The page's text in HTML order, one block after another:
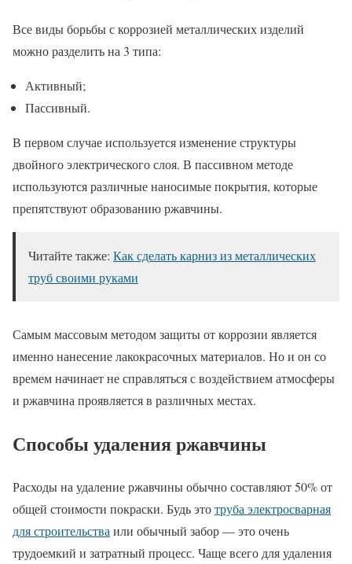
Все виды борьбы с коррозией металлических изделий
можно разделить на 3 типа:
Активный;
Пассивный.
В первом случае используется изменение структуры
двойного электрического слоя. В пассивном методе
используются различные наносимые покрытия, которые
препятствуют образованию ржавчины.
Читайте также: Как сделать карниз из металлических
труб своими руками
Самым массовым методом защиты от коррозии является
именно нанесение лакокрасочных материалов. Но и он со
времем начинает не справляться с воздействием атмосферы
и ржавчина проявляется в различных местах.
Способы удаления ржавчины
Расходы на удаление ржавчины обычно составляют 50% от
общей стоимости покраски. Будь этотруба электросварная
для строительства или обычный забор — это очень
трудоемкий и затратный процесс. Чаще всего для удаления